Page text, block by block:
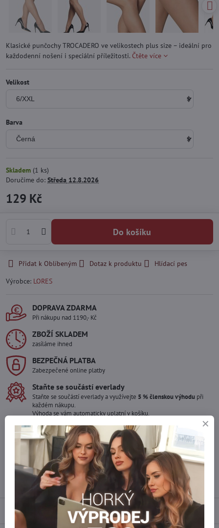
Klasické punčochy TROCADERO ve velikostech plus size – ideální pro
každodenní nošení i speciální příležitosti. Čtěte více
Velikost
Barva
Skladem (1 ks)
Doručíme do: Středa 12.8.2026
129 Kč
Do košíku
Přidat k Oblíbeným Dotaz k produktu
Hlídací pes
Výrobce: LORES
DOPRAVA ZDARMA
Při nákupu nad 1190,- Kč
ZBOŽÍ SKLADEM
zasíláme ihned
BEZPEČNÁ PLATBA
Zabezpečené online platby
Staňte se součástí everlady
Staňte se součástí everlady a využívejte 5 % členskou výhodu při
každém nákupu.
Výhoda se vám automaticky uplatní v košíku.
Máte zájem o více kusů ?
Kontaktujte nás na mail, zboží pro Vás doskladníme!
info​@everlady​.eu
Popis